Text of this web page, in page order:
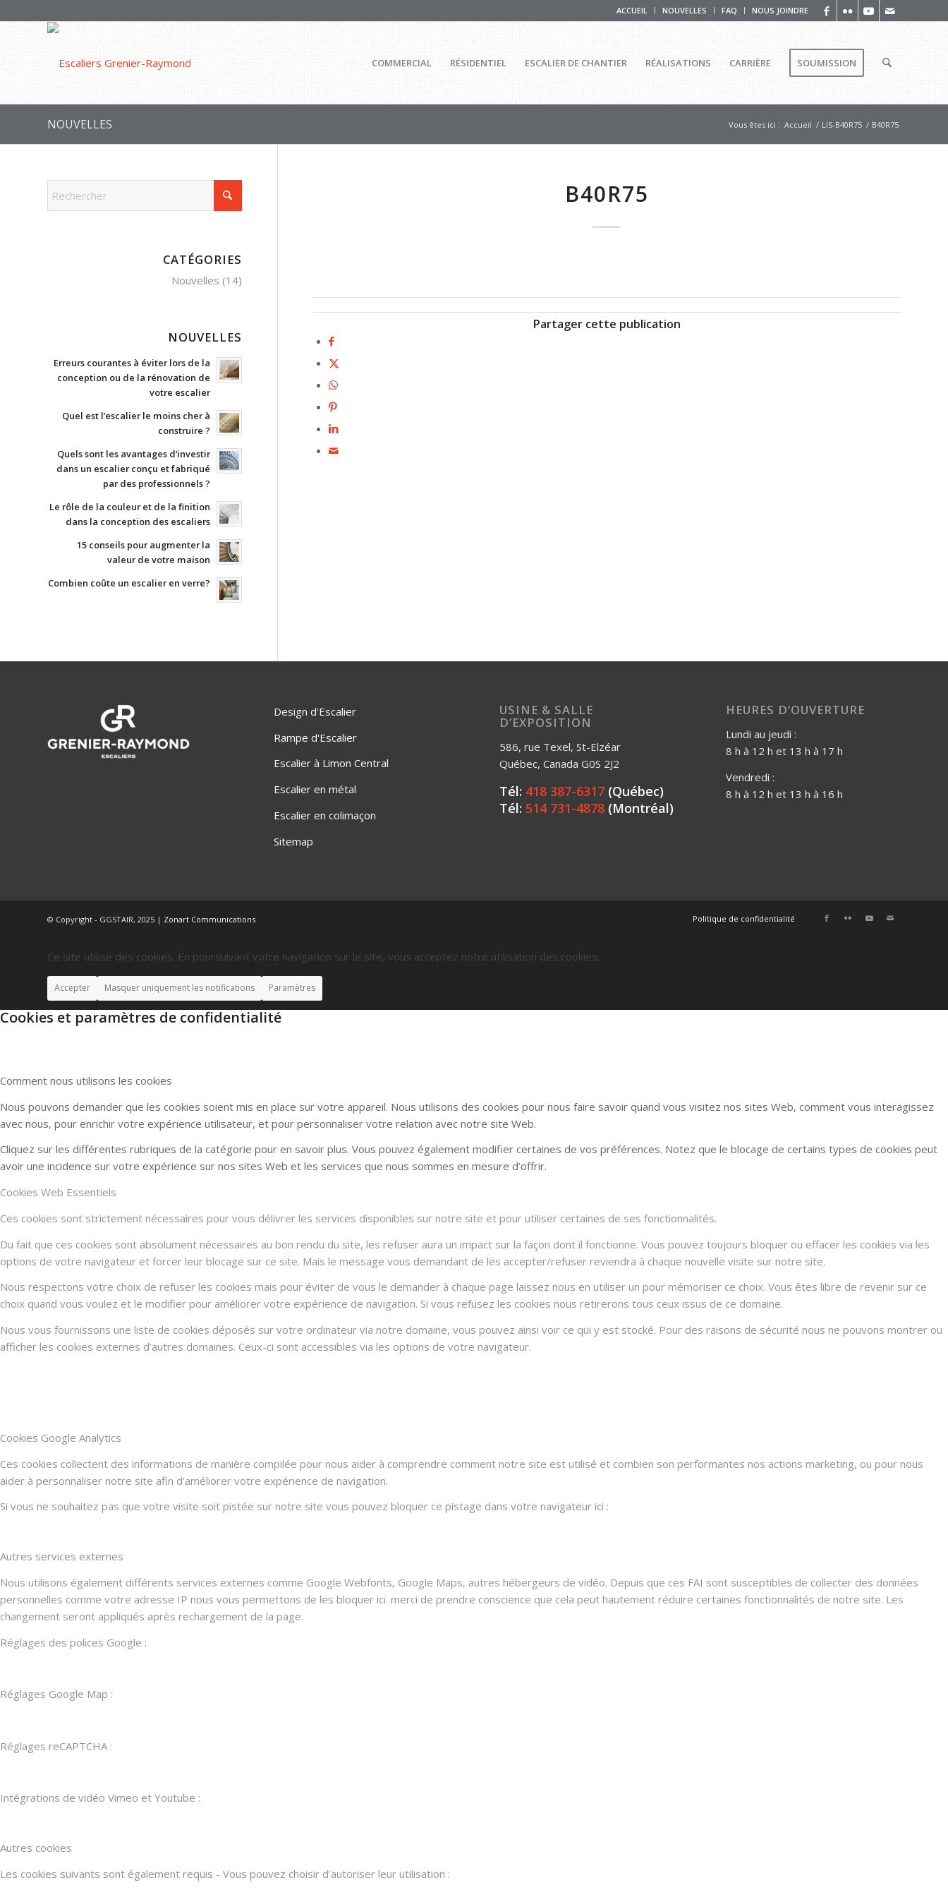
ACCUEIL NOUVELLES FAQ NOUS JOINDRE
COMMERCIAL RÉSIDENTIEL ESCALIER DE CHANTIER RÉALISATIONS CARRIÈRE SOUMISSION
NOUVELLES Vous êtes ici : Accueil / LIS-B40R75 / B40R75
B40R75
Partager cette publication
CATÉGORIES
Nouvelles (14)
NOUVELLES
Erreurs courantes à éviter lors de la
conception ou de la rénovation de
votre escalier
Quel est l’escalier le moins cher à
construire ?
Quels sont les avantages d’investir
dans un escalier conçu et fabriqué
par des professionnels ?
Le rôle de la couleur et de la finition
dans la conception des escaliers
15 conseils pour augmenter la
valeur de votre maison
Combien coûte un escalier en verre?
Design d'Escalier
Rampe d'Escalier
Escalier à Limon Central
Escalier en métal
Escalier en colimaçon
Sitemap
USINE & SALLE
D’EXPOSITION
586, rue Texel, St-Elzéar
Québec, Canada G0S 2J2
Tél: 418 387-6317 (Québec)
Tél: 514 731-4878 (Montréal)
HEURES D’OUVERTURE
Lundi au jeudi :
8 h à 12 h et 13 h à 17 h
Vendredi :
8 h à 12 h et 13 h à 16 h
© Copyright - GGSTAIR, 2025 | Zonart Communications Politique de confidentialité
Ce site utilise des cookies. En poursuivant votre navigation sur le site, vous acceptez notre utilisation des cookies.
Accepter Masquer uniquement les notifications Paramètres
Cookies et paramètres de confidentialité
Comment nous utilisons les cookies
Nous pouvons demander que les cookies soient mis en place sur votre appareil. Nous utilisons des cookies pour nous faire savoir quand vous visitez nos sites Web, comment vous interagissez
avec nous, pour enrichir votre expérience utilisateur, et pour personnaliser votre relation avec notre site Web.
Cliquez sur les différentes rubriques de la catégorie pour en savoir plus. Vous pouvez également modifier certaines de vos préférences. Notez que le blocage de certains types de cookies peut
avoir une incidence sur votre expérience sur nos sites Web et les services que nous sommes en mesure d’offrir.
Cookies Web Essentiels
Ces cookies sont strictement nécessaires pour vous délivrer les services disponibles sur notre site et pour utiliser certaines de ses fonctionnalités.
Du fait que ces cookies sont absolument nécessaires au bon rendu du site, les refuser aura un impact sur la façon dont il fonctionne. Vous pouvez toujours bloquer ou effacer les cookies via les
options de votre navigateur et forcer leur blocage sur ce site. Mais le message vous demandant de les accepter/refuser reviendra à chaque nouvelle visite sur notre site.
Nous respectons votre choix de refuser les cookies mais pour éviter de vous le demander à chaque page laissez nous en utiliser un pour mémoriser ce choix. Vous êtes libre de revenir sur ce
choix quand vous voulez et le modifier pour améliorer votre expérience de navigation. Si vous refusez les cookies nous retirerons tous ceux issus de ce domaine.
Nous vous fournissons une liste de cookies déposés sur votre ordinateur via notre domaine, vous pouvez ainsi voir ce qui y est stocké. Pour des raisons de sécurité nous ne pouvons montrer ou
afficher les cookies externes d’autres domaines. Ceux-ci sont accessibles via les options de votre navigateur.
Cookies Google Analytics
Ces cookies collectent des informations de manière compilée pour nous aider à comprendre comment notre site est utilisé et combien son performantes nos actions marketing, ou pour nous
aider à personnaliser notre site afin d’améliorer votre expérience de navigation.
Si vous ne souhaitez pas que votre visite soit pistée sur notre site vous pouvez bloquer ce pistage dans votre navigateur ici :
Autres services externes
Nous utilisons également différents services externes comme Google Webfonts, Google Maps, autres hébergeurs de vidéo. Depuis que ces FAI sont susceptibles de collecter des données
personnelles comme votre adresse IP nous vous permettons de les bloquer ici. merci de prendre conscience que cela peut hautement réduire certaines fonctionnalités de notre site. Les
changement seront appliqués après rechargement de la page.
Réglages des polices Google :
Réglages Google Map :
Réglages reCAPTCHA :
Intégrations de vidéo Vimeo et Youtube :
Autres cookies
Les cookies suivants sont également requis - Vous pouvez choisir d’autoriser leur utilisation :